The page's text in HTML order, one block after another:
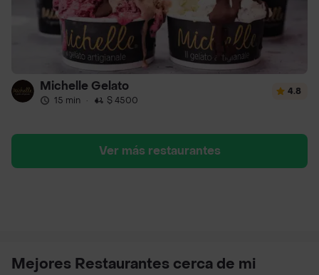
Michelle Gelato
15 min · $ 4500
4.8
Ver más restaurantes
Mejores Restaurantes cerca de mi